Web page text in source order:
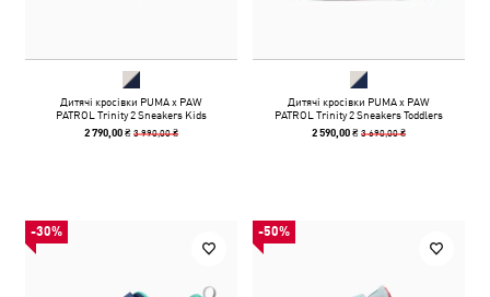
Дитячі кросівки PUMA x PAW
PATROL Trinity 2 Sneakers Kids
2 790,00 ₴3 990,00 ₴
Дитячі кросівки PUMA x PAW
PATROL Trinity 2 Sneakers Toddlers
2 590,00 ₴3 690,00 ₴
-30% -50%